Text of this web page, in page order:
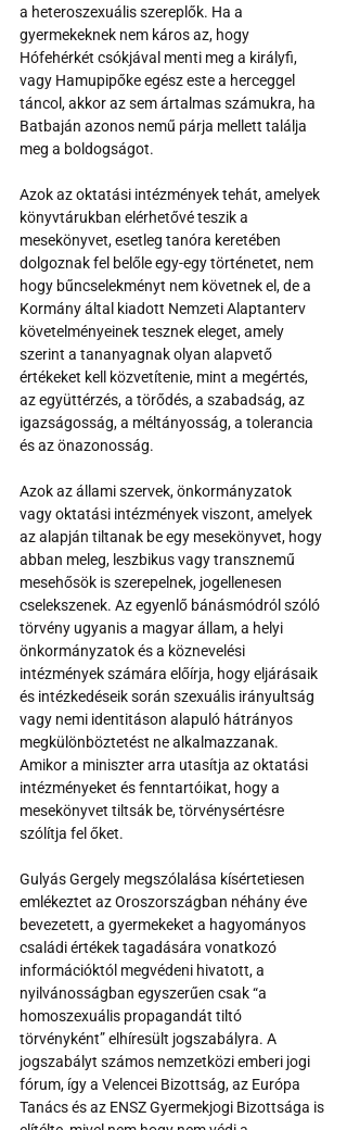
a heteroszexuális szereplők. Ha a
gyermekeknek nem káros az, hogy
Hófehérkét csókjával menti meg a királyfi,
vagy Hamupipőke egész este a herceggel
táncol, akkor az sem ártalmas számukra, ha
Batbaján azonos nemű párja mellett találja
meg a boldogságot.
Azok az oktatási intézmények tehát, amelyek
könyvtárukban elérhetővé teszik a
mesekönyvet, esetleg tanóra keretében
dolgoznak fel belőle egy-egy történetet, nem
hogy bűncselekményt nem követnek el, de a
Kormány által kiadott Nemzeti Alaptanterv
követelményeinek tesznek eleget, amely
szerint a tananyagnak olyan alapvető
értékeket kell közvetítenie, mint a megértés,
az együttérzés, a törődés, a szabadság, az
igazságosság, a méltányosság, a tolerancia
és az önazonosság.
Azok az állami szervek, önkormányzatok
vagy oktatási intézmények viszont, amelyek
az alapján tiltanak be egy mesekönyvet, hogy
abban meleg, leszbikus vagy transznemű
mesehősök is szerepelnek, jogellenesen
cselekszenek. Az egyenlő bánásmódról szóló
törvény ugyanis a magyar állam, a helyi
önkormányzatok és a köznevelési
intézmények számára előírja, hogy eljárásaik
és intézkedéseik során szexuális irányultság
vagy nemi identitáson alapuló hátrányos
megkülönböztetést ne alkalmazzanak.
Amikor a miniszter arra utasítja az oktatási
intézményeket és fenntartóikat, hogy a
mesekönyvet tiltsák be, törvénysértésre
szólítja fel őket.
Gulyás Gergely megszólalása kísértetiesen
emlékeztet az Oroszországban néhány éve
bevezetett, a gyermekeket a hagyományos
családi értékek tagadására vonatkozó
információktól megvédeni hivatott, a
nyilvánosságban egyszerűen csak “a
homoszexuális propagandát tiltó
törvényként” elhíresült jogszabályra. A
jogszabályt számos nemzetközi emberi jogi
fórum, így a Velencei Bizottság, az Európa
Tanács és az ENSZ Gyermekjogi Bizottsága is